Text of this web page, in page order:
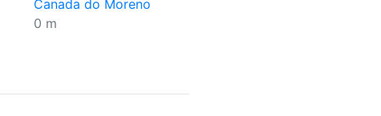
Canada do Moreno
0 m